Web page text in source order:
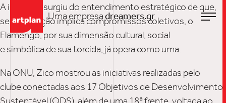
Uma empresadreamers.gr
A iniciativa surgiu do entendimento estratégico de que,
se toda nação implica compromissos coletivos, o
Flamengo, por sua dimensão cultural, social
e simbólica de sua torcida, já opera como uma.
Na ONU, Zico mostrou as iniciativas realizadas pelo
clube conectadas aos 17 Objetivos de Desenvolvimento